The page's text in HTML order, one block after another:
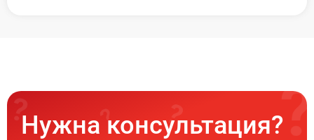
Нужна консультация?